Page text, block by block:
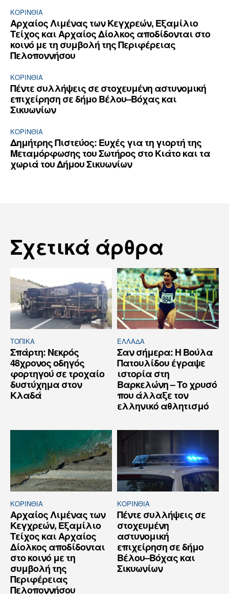
ΚΟΡΙΝΘΊΑ
Αρχαίος Λιμένας των Κεγχρεών, Εξαμίλιο
Τείχος και Aρχαίος Δίολκος αποδίδονται στο
κοινό με τη συμβολή της Περιφέρειας
Πελοποννήσου
ΚΟΡΙΝΘΊΑ
Πέντε συλλήψεις σε στοχευμένη αστυνομική
επιχείρηση σε δήμο Βέλου–Βόχας και
Σικυωνίων
ΚΟΡΙΝΘΊΑ
Δημήτρης Πιστεύος: Ευχές για τη γιορτή της
Μεταμόρφωσης του Σωτήρος στο Κιάτο και τα
χωριά του Δήμου Σικυωνίων
Σχετικά άρθρα
ΤΟΠΙΚΑ
Σπάρτη: Νεκρός
48χρονος οδηγός
φορτηγού σε τροχαίο
δυστύχημα στον
Κλαδά
ΕΛΛΆΔΑ
Σαν σήμερα: Η Βούλα
Πατουλίδου έγραψε
ιστορία στη
Βαρκελώνη – Το χρυσό
που άλλαξε τον
ελληνικό αθλητισμό
ΚΟΡΙΝΘΊΑ
Αρχαίος Λιμένας των
Κεγχρεών, Εξαμίλιο
Τείχος και Aρχαίος
Δίολκος αποδίδονται
στο κοινό με τη
συμβολή της
Περιφέρειας
Πελοποννήσου
ΚΟΡΙΝΘΊΑ
Πέντε συλλήψεις σε
στοχευμένη
αστυνομική
επιχείρηση σε δήμο
Βέλου–Βόχας και
Σικυωνίων